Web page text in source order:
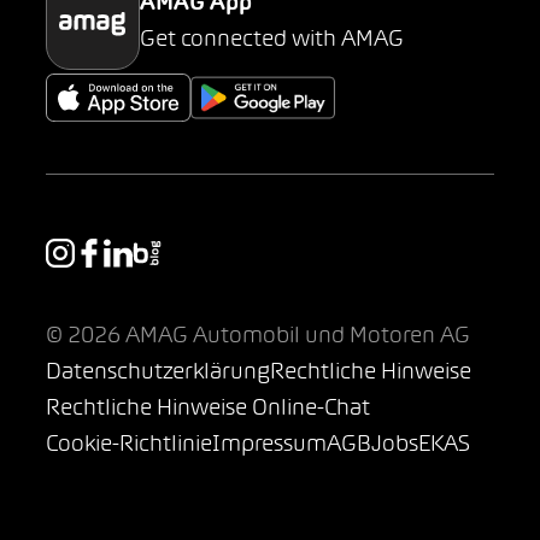
AMAG App
Get connected with AMAG
© 2026 AMAG Automobil und Motoren AG
DatenschutzerklärungRechtliche Hinweise
Rechtliche Hinweise Online-Chat
Cookie-RichtlinieImpressumAGBJobsEKAS